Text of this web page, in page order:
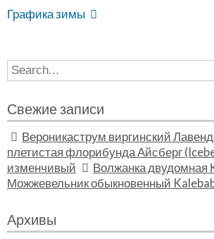
Графика зимы
Search
for:
Свежие записи
Вероникаструм виргинский
плетистая флорибунда Айсберг
изменчивый
Волжанка двудомная
Можжевельник обыкновенный
Архивы